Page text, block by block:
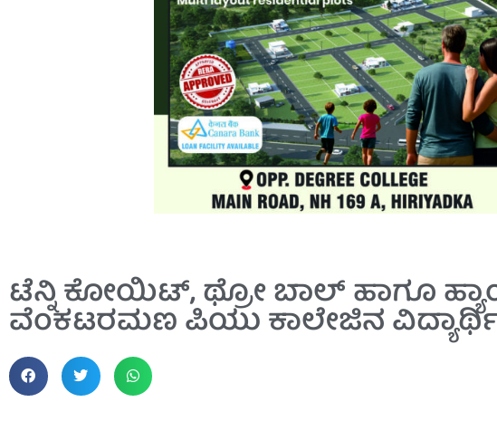
ಟೆನ್ನಿ ಕೋಯಿಟ್, ಥ್ರೋ ಬಾಲ್ ಹಾಗೂ
ವೆಂಕಟರಮಣ ಪಿಯು ಕಾಲೇಜಿನ